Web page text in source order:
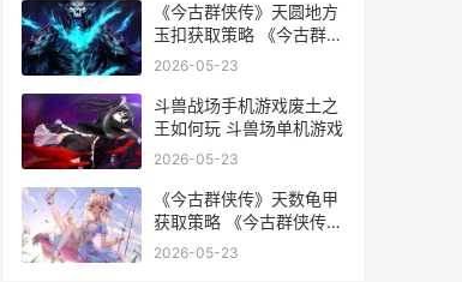
《今古群侠传》天圆地方
玉扣获取策略 《今古群侠
传》新角色加点推荐
2026-05-23
斗兽战场手机游戏废土之
王如何玩 斗兽场单机游戏
2026-05-23
《今古群侠传》天数龟甲
获取策略 《今古群侠传》
有哪些隐藏任务?
2026-05-23